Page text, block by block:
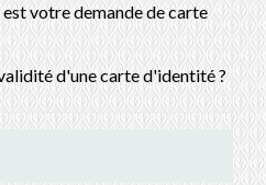
votre demande de carte
d'une carte d'identité ?